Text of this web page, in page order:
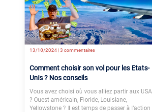
13/10/2024 |3 commentaires
Comment choisir son vol pour les Etats-
Unis ? Nos conseils
Vous avez choisi où vous alliez partir aux USA
? Ouest américain, Floride, Louisiane,
Yellowstone ? Il est temps de passer à l’action